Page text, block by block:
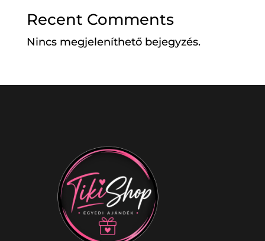
Recent Comments
Nincs megjeleníthető bejegyzés.